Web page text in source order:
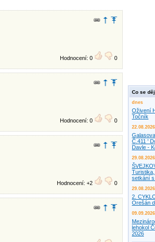
Hodnocení: 0 0
Hodnocení: 0 0
Hodnocení: +2 0
Co se
dnes
Oživení
Točník
22.08.2026
Č.411 '
Davle -
29.08.2026
setkání
29.08.2026
2.
Orešán
09.09.2026
lehokol
2026